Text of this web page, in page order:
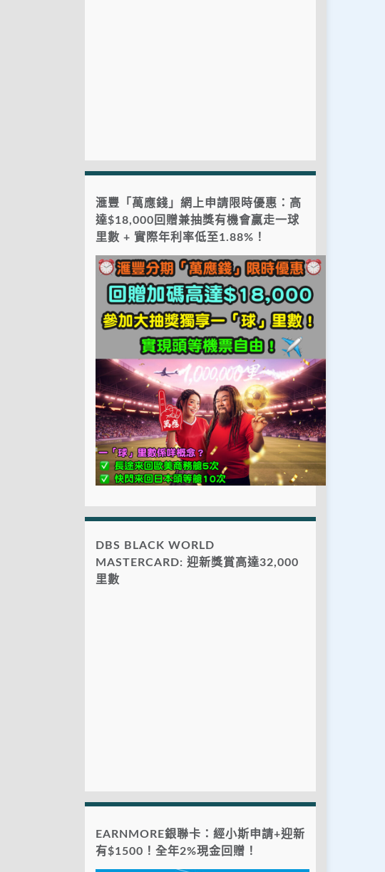
滙豐「萬應錢」網上申請限時優惠：高
達$18,000回贈兼抽獎有機會贏走一球
里數 + 實際年利率低至1.88%！
DBS BLACK WORLD
MASTERCARD: 迎新獎賞高達32,000
里數
EARNMORE銀聯卡：經小斯申請+迎新
有$1500！全年2%現金回贈！